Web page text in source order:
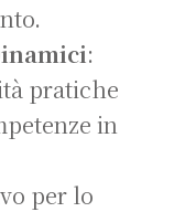
:
pratiche
in
per lo